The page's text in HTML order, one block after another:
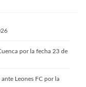
por la fecha 23 de
Leones FC por la